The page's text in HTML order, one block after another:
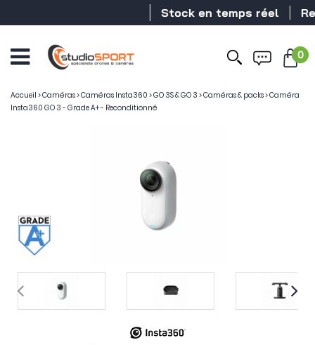
Stock en temps réel
0
Accueil >Caméras>Caméras Insta360 >GO 3S & GO 3 >Caméras & packs>Caméra
Insta360 GO 3 - Grade A+ - Reconditionné